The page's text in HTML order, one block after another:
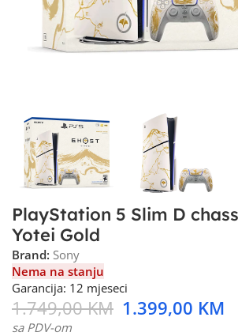
PlayStation 5 Slim D
Yotei Gold
Brand: Sony
Nema na stanju
Garancija: 12 mjeseci
1.749,00KM 1.399,00 KM
sa PDV-om